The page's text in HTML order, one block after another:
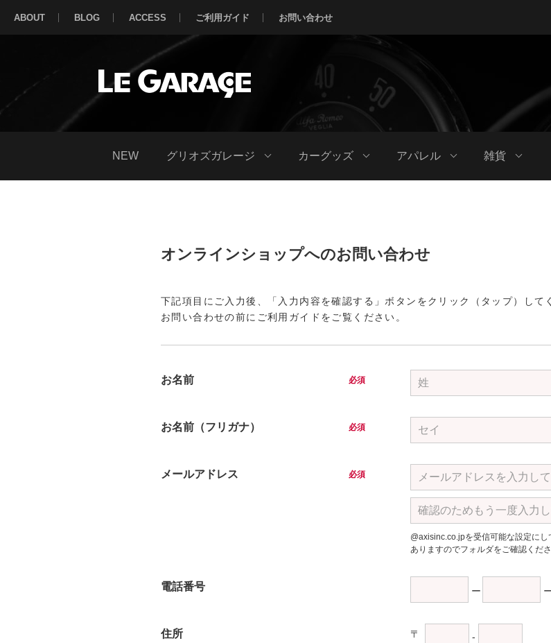
ABOUT BLOG ACCESS ご利用ガイド お問い合わせ
NEW グリオズガレージ カーグッズ アパレル 雑貨
オンラインショップへのお問い合わせ
下記項目にご入力後、「入力内容を確認する」ボタンをクリック（タップ）して
お問い合わせの前にご利用ガイドをご覧ください。
お名前 必須
お名前（フリガナ） 必須
メールアドレス 必須
@axisinc.co.jpを受信可能な設定に
ありますのでフォルダをご確認くださ
電話番号
住所 〒 -